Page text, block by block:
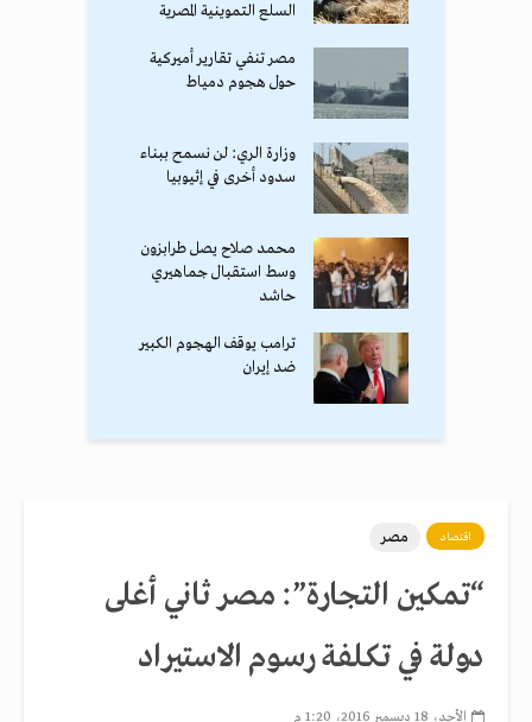
السلع التموينية المصرية
مصر تنفي تقارير أميركية
حول هجوم دمياط
وزارة الري: لن نسمح ببناء
سدود أخرى في إثيوبيا
محمد صلاح يصل طرابزون
وسط استقبال جماهيري
حاشد
ترامب يوقف الهجوم الكبير
ضد إيران
اقتصاد مصر
“تمكين التجارة”: مصر ثاني أغلى
دولة في تكلفة رسوم الاستيراد
الأحد، 18 ديسمبر 2016، 1:20 م